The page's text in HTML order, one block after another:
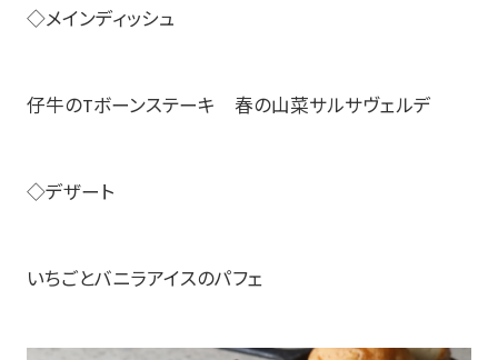
◇メインディッシュ
仔牛のTボーンステーキ 春の山菜サルサヴェルデ
◇デザート
いちごとバニラアイスのパフェ